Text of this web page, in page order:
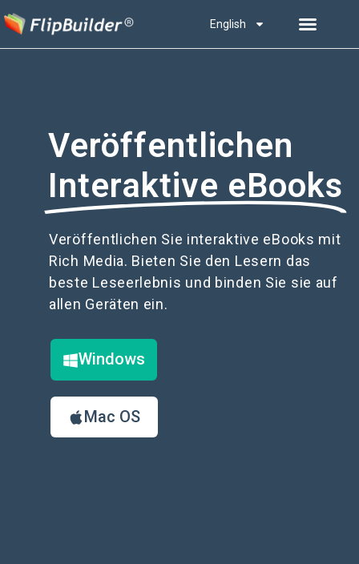
English
Veröffentlichen
Interaktive eBooks
Veröffentlichen Sie interaktive eBooks mit
Rich Media. Bieten Sie den Lesern das
beste Leseerlebnis und binden Sie sie auf
allen Geräten ein.
Windows
Mac OS